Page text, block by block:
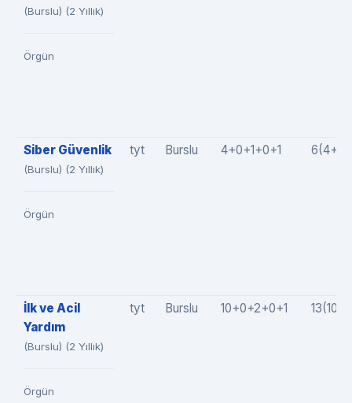
(Burslu) (2 Yıllık)
Örgün
Siber Güvenlik
(Burslu) (2 Yıllık)
Örgün
tyt Burslu 4+0+1+0+1
İlk ve Acil
Yardım
(Burslu) (2 Yıllık)
Örgün
tyt Burslu 10+0+2+0+1